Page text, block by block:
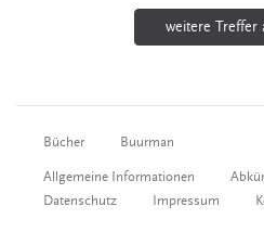
weitere Treffer
Bücher Buurman
Allgemeine Informationen
Datenschutz
Impressum